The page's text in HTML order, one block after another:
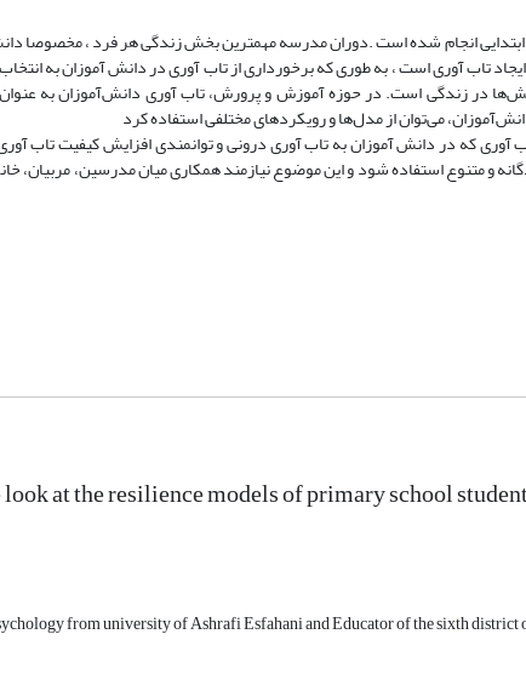
انجام شده است .دوران مدرسه مهمترین بخش زندگی هر فرد ، مخصوصا
تاب آوری است ، به طوری که برخورداری از تاب آوری در دانش آموزان به
در زندگی است. در حوزه آموزش و پرورش، تاب آوری دانش‌آموزان به
می‌توان از مدل‌ها و رویکردهای مختلفی استفاده کرد
آوری که در دانش آموزان به تاب آوری درونی و توانمندی افزایش کیفیت تاب
و متنوع استفاده شود و این موضوع نیازمند همکاری میان مدرسین، مربیان،
at the resilience models of primary school
from university of Ashrafi Esfahani and Educator of the sixth district